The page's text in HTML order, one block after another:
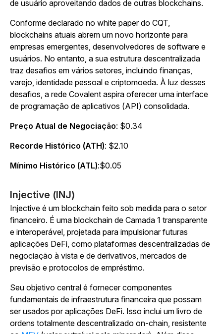
de usuário aproveitando dados de outras blockchains.
Conforme declarado no white paper do CQT,
blockchains atuais abrem um novo horizonte para
empresas emergentes, desenvolvedores de software e
usuários. No entanto, a sua estrutura descentralizada
traz desafios em vários setores, incluindo finanças,
varejo, identidade pessoal e criptomoeda. À luz desses
desafios, a rede Covalent aspira oferecer uma interface
de programação de aplicativos (API) consolidada.
Preço Atual de Negociação: $0.34
Recorde Histórico (ATH): $2.10
Mínimo Histórico (ATL):$0.05
Injective (INJ)
Injective é um blockchain feito sob medida para o setor
financeiro. É uma blockchain de Camada 1 transparente
e interoperável, projetada para impulsionar futuras
aplicações DeFi, como plataformas descentralizadas de
negociação à vista e de derivativos, mercados de
previsão e protocolos de empréstimo.
Seu objetivo central é fornecer componentes
fundamentais de infraestrutura financeira que possam
ser usados por aplicações DeFi. Isso inclui um livro de
ordens totalmente descentralizado on-chain, resistente